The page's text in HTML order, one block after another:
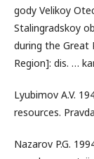
gody Velikoy
Stalingradskoy
during the Great
Region]: dis. …
Lyubimov A.V.
resources.
Nazarov P.G.